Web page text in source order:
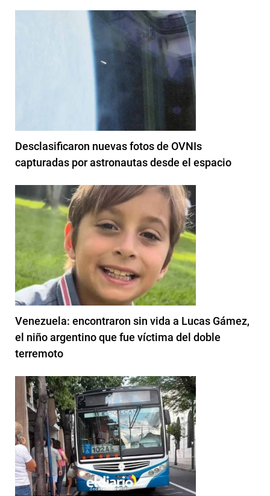
Desclasificaron nuevas fotos de OVNIs
capturadas por astronautas desde el espacio
Venezuela: encontraron sin vida a Lucas Gámez,
el niño argentino que fue víctima del doble
terremoto